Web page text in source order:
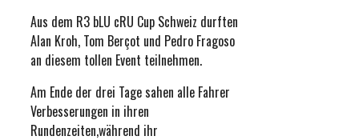
Aus dem R3 bLU cRU Cup Schweiz durften
Alan Kroh, Tom Berçot und Pedro Fragoso
an diesem tollen Event teilnehmen.
Am Ende der drei Tage sahen alle Fahrer
Verbesserungen in ihren
Rundenzeiten,während ihr